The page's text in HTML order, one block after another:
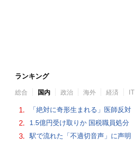
ランキング
総合 国内 政治 海外 経済 IT
1. 「絶対に奇形生まれる」医師反対
2. 1.5億円受け取りか 国税職員処分
3. 駅で流れた「不適切音声」に声明